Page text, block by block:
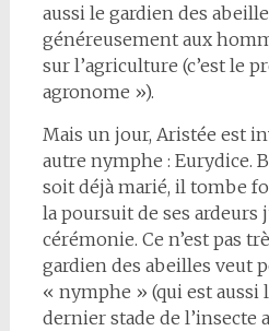
aussi le gardien des
généreusement aux
sur l’agriculture (c’est le
agronome »).
Mais un jour, Aristée est
autre nymphe : Eurydice.
soit déjà marié, il tombe
la poursuit de ses ardeurs
cérémonie. Ce n’est pas
gardien des abeilles veut
« nymphe » (qui est aussi
dernier stade de l’insecte